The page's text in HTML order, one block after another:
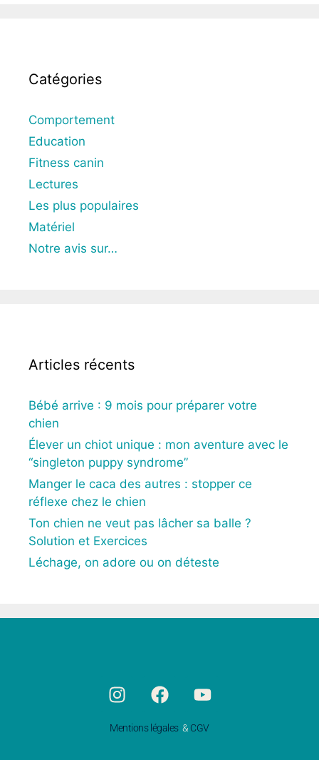
Catégories
Comportement
Education
Fitness canin
Lectures
Les plus populaires
Matériel
Notre avis sur…
Articles récents
Bébé arrive : 9 mois pour préparer votre
chien
Élever un chiot unique : mon aventure avec le
“singleton puppy syndrome”
Manger le caca des autres : stopper ce
réflexe chez le chien
Ton chien ne veut pas lâcher sa balle ?
Solution et Exercices
Léchage, on adore ou on déteste
Mentions légales& CGV